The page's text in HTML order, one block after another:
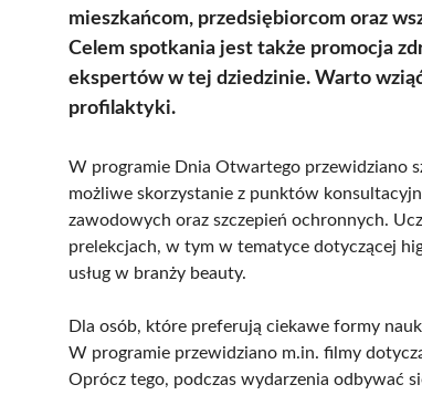
mieszkańcom, przedsiębiorcom oraz
Celem spotkania jest także promocja
ekspertów w tej dziedzinie. Warto
profilaktyki.
W programie Dnia Otwartego przewidziano
możliwe skorzystanie z punktów
zawodowych oraz szczepień ochronnych.
prelekcjach, w tym w tematyce dotyczącej
usług w branży beauty.
Dla osób, które preferują ciekawe formy
W programie przewidziano m.in. filmy
Oprócz tego, podczas wydarzenia odbywać